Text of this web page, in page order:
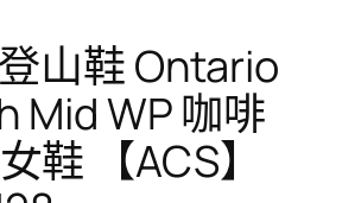
山鞋 Ontario
Mid WP 咖啡
鞋 【ACS】